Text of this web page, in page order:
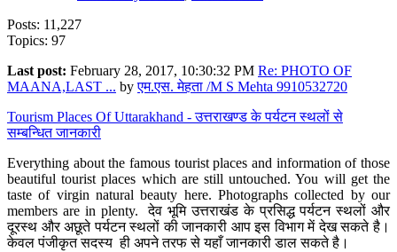
Posts: 11,227
Topics: 97
Last post: February 28, 2017, 10:30:32 PM Re: PHOTO OF
MAANA,LAST ... byएम.एस. मेहता /M S Mehta 9910532720
Tourism Places Of Uttarakhand - उत्तराखण्ड के पर्यटन स्थलों से
सम्बन्धित जानकारी
Everything about the famous tourist places and information of those
beautiful tourist places which are still untouched. You will get the
taste of virgin natural beauty here. Photographs collected by our
members are in plenty. देव भूमि उत्तराखंड के प्रसिद्ध पर्यटन स्थलों और
दूरस्थ और अछूते पर्यटन स्थलों की जानकारी आप इस विभाग में देख सकते है।
केवल पंजीकृत सदस्य ही अपने तरफ से यहाँ जानकारी डाल सकते है।